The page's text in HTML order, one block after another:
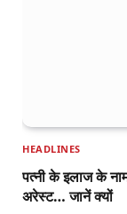
HEADLINES
पत्नी के इलाज के
अरेस्ट… जानें क्यों